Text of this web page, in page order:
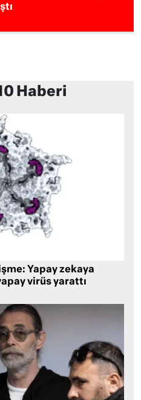
Haberi
Yapay zekaya
virüs yarattı